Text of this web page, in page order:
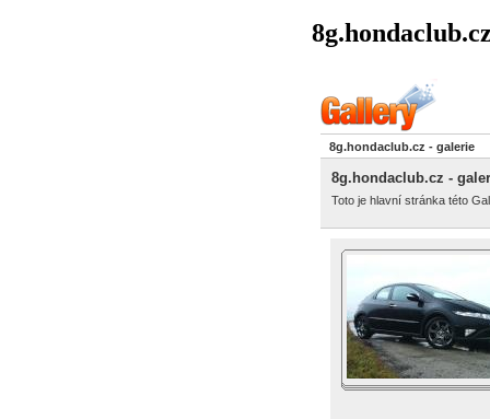
8g.hondaclub.cz - galerie
8g.hondaclub.cz -
Toto je hlavní stránka této